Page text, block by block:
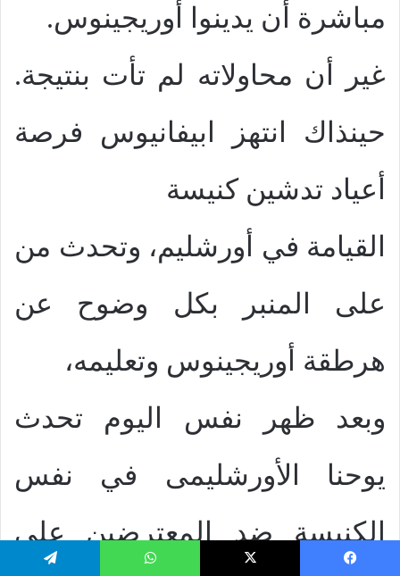
مباشرة أن يدينوا أوريجينوس.
غير أن محاولاته لم تأت بنتيجة.
حينذاك انتهز ابيفانيوس فرصة
أعياد تدشين كنيسة
القيامة في أورشليم، وتحدث من
على المنبر بكل وضوح عن
هرطقة أوريجينوس وتعليمه،
وبعد ظهر نفس اليوم تحدث
يوحنا الأورشليمى في نفس
الكنيسة ضد المعترضين على